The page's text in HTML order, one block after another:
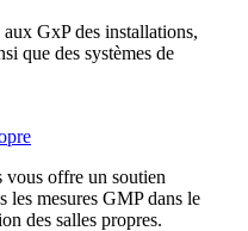
GxP des installations,
que des systèmes de
vous offre un soutien
les mesures GMP dans le
des salles propres.